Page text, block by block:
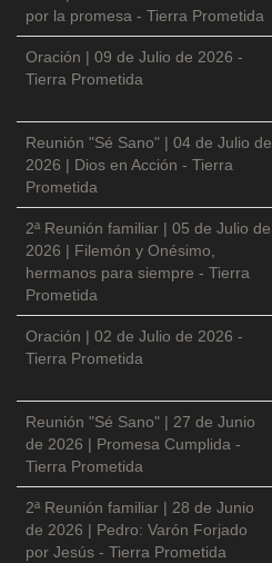
por la promesa - Tierra Prometida
Oración | 09 de Julio de 2026 -
Tierra Prometida
Reunión "Sé Sano" | 04 de Julio de
2026 | Dios en Acción - Tierra
Prometida
2ª Reunión familiar | 05 de Julio de
2026 | Filemón y Onésimo,
hermanos para siempre - Tierra
Prometida
Oración | 02 de Julio de 2026 -
Tierra Prometida
Reunión "Sé Sano" | 27 de Junio
de 2026 | Promesa Cumplida -
Tierra Prometida
2ª Reunión familiar | 28 de Junio
de 2026 | Pedro: Varón Forjado
por Jesús - Tierra Prometida